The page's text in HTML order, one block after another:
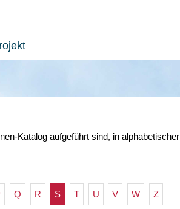
Katalog aufgeführt sind, in alphabetischer
Q R S T U V W Z